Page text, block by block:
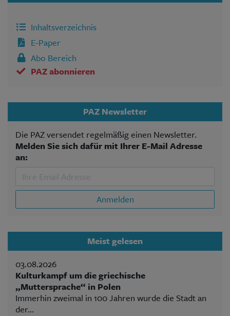
Inhaltsverzeichnis
E-Paper
Abo Bereich
PAZ abonnieren
PAZ Newsletter
Die PAZ versendet regelmäßig einen Newsletter.
Melden Sie sich dafür mit Ihrer E-Mail Adresse
an:
Anmelden
Meist gelesen
03.08.2026
Kulturkampf um die griechische
„Muttersprache“ in Polen
Immerhin zweimal in 100 Jahren wurde die Stadt an
der...